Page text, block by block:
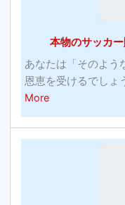
本物のサッカ
あなたは「そのよう
恩恵を受けるでしょ
Moreabout
本
物